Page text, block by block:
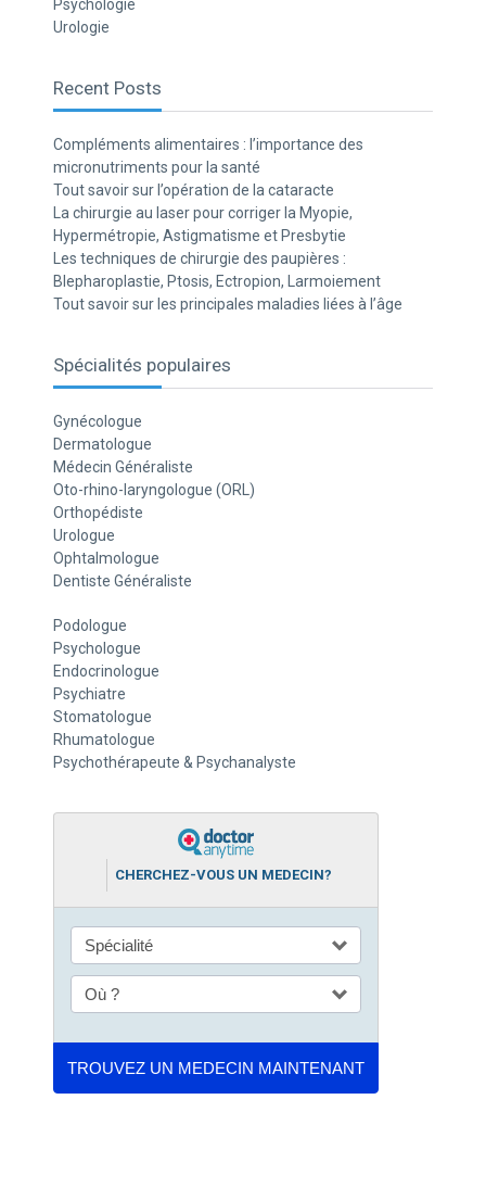
Psychologie
Urologie
Recent Posts
Compléments alimentaires : l’importance des
micronutriments pour la santé
Tout savoir sur l’opération de la cataracte
La chirurgie au laser pour corriger la Myopie,
Hypermétropie, Astigmatisme et Presbytie
Les techniques de chirurgie des paupières :
Blepharoplastie, Ptosis, Ectropion, Larmoiement
Tout savoir sur les principales maladies liées à l’âge
Spécialités populaires
Gynécologue
Dermatologue
Médecin Généraliste
Oto-rhino-laryngologue (ORL)
Orthopédiste
Urologue
Ophtalmologue
Dentiste Généraliste
Podologue
Psychologue
Endocrinologue
Psychiatre
Stomatologue
Rhumatologue
Psychothérapeute & Psychanalyste
CHERCHEZ-VOUS UN MEDECIN?